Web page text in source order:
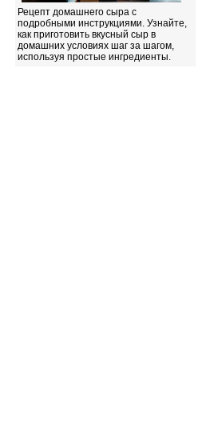
Рецепт домашнего сыра с
подробными инструкциями. Узнайте,
как приготовить вкусный сыр в
домашних условиях шаг за шагом,
используя простые ингредиенты.